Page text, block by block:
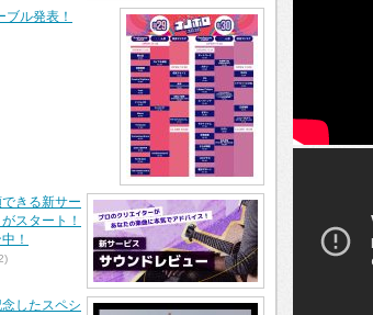
ル発表！
きる新サー
スタート！
！
したスペシ